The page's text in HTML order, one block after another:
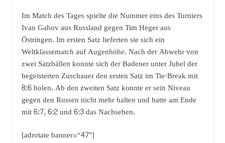
Im Match des Tages spielte die Nummer eins des Turniers
Ivan Gahov aus Russland gegen Tim Heger aus
Östringen. Im ersten Satz lieferten sie sich ein
Weltklassematch auf Augenhöhe. Nach der Abwehr von
zwei Satzbällen konnte sich der Badener unter Jubel der
begeisterten Zuschauer den ersten Satz im Tie-Break mit
8:6 holen. Ab den zweiten Satz konnte er sein Niveau
gegen den Russen nicht mehr halten und hatte am Ende
mit 6:7, 6:2 und 6:3 das Nachsehen.
[adrotate banner=“47″]